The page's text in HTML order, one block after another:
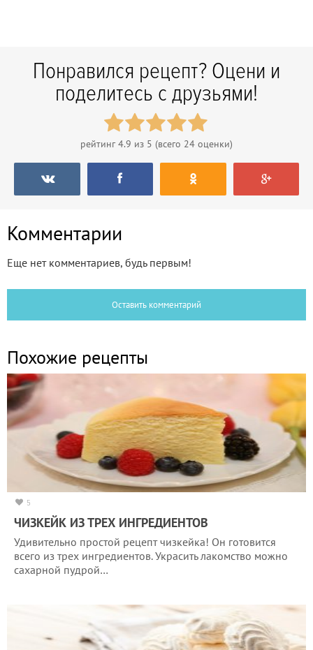
Понравился рецепт? Оцени и
поделитесь с друзьями!
рейтинг4.9 из 5 (всего 24 оценки)
Комментарии
Еще нет комментариев, будь первым!
Оставить комментарий
Похожие рецепты
5
ЧИЗКЕЙК ИЗ ТРЕХ ИНГРЕДИЕНТОВ
Удивительно простой рецепт чизкейка! Он готовится
всего из трех ингредиентов. Украсить лакомство можно
сахарной пудрой…